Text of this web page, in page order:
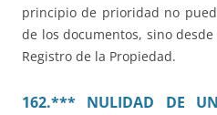
principio de prioridad no
de los documentos, sino
Registro de la Propiedad.
162.*** NULIDAD DE